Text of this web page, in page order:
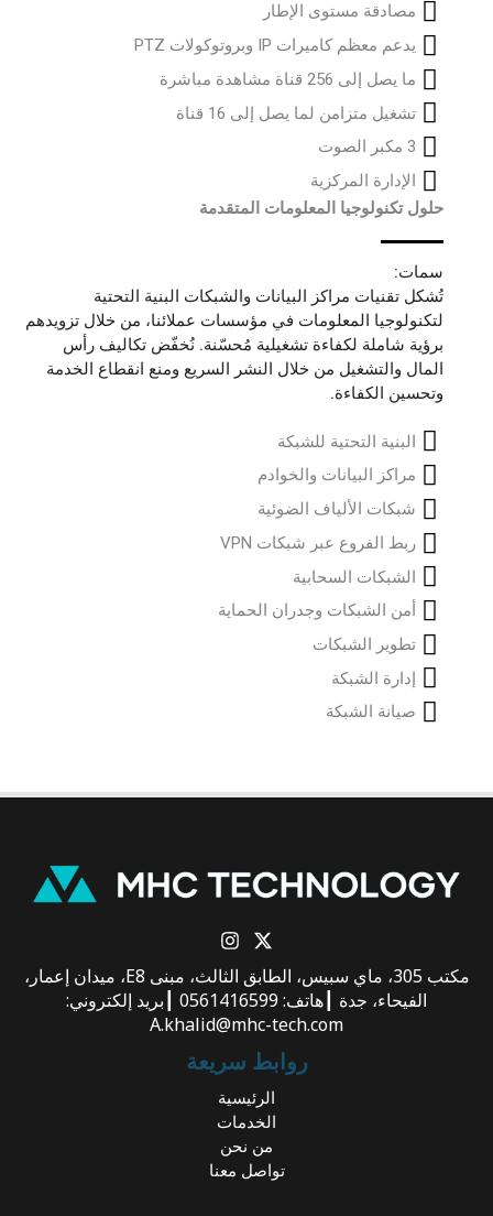
مصادقة مستوى الإطار
يدعم معظم كاميرات IP وبروتوكولات PTZ
ما يصل إلى 256 قناة مشاهدة مباشرة
تشغيل متزامن لما يصل إلى 16 قناة
3 مكبر الصوت
الإدارة المركزية
حلول تكنولوجيا المعلومات المتقدمة
سمات:
تُشكل تقنيات مراكز البيانات والشبكات البنية التحتية
لتكنولوجيا المعلومات في مؤسسات عملائنا، من خلال تزويدهم
برؤية شاملة لكفاءة تشغيلية مُحسّنة. نُخفّض تكاليف رأس
المال والتشغيل من خلال النشر السريع ومنع انقطاع الخدمة
وتحسين الكفاءة.
البنية التحتية للشبكة
مراكز البيانات والخوادم
شبكات الألياف الضوئية
ربط الفروع عبر شبكات VPN
الشبكات السحابية
أمن الشبكات وجدران الحماية
تطوير الشبكات
إدارة الشبكة
صيانة الشبكة
مكتب 305، ماي سبيس، الطابق الثالث، مبنى E8، ميدان إعمار،
الفيحاء، جدة ┃هاتف: 0561416599 ┃بريد إلكتروني:
A.khalid@mhc-tech.com
روابط سريعة
الرئيسية
الخدمات
من نحن
تواصل معنا